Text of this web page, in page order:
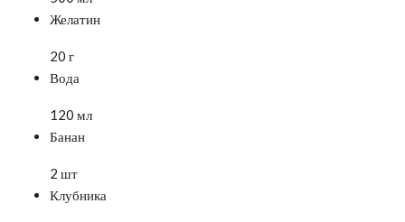
Желатин
20 г
Вода
120 мл
Банан
2 шт
Клубника